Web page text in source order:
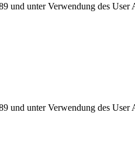
und unter Verwendung des
und unter Verwendung des